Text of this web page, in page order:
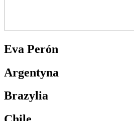
Eva Perón
Argentyna
Brazylia